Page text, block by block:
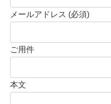
メールアドレス (必須)
ご用件
本文